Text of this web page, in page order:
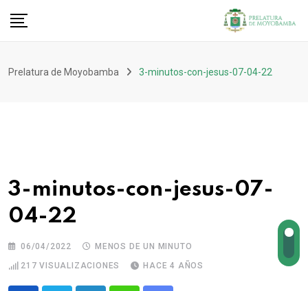
Prelatura de Moyobamba 3-minutos-con-jesus-07-04-22
3-minutos-con-jesus-07-
04-22
06/04/2022
MENOS DE UN MINUTO
217 VISUALIZACIONES HACE 4 AÑOS